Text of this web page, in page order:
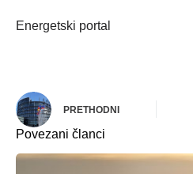
Energetski portal
PRETHODNI
Povezani članci